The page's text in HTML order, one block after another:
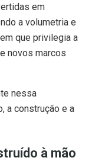
em
a volumetria e
que privilegia a
novos marcos
nessa
a construção e a
à mão